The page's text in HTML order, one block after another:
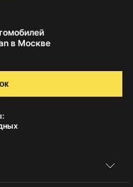
в Москве